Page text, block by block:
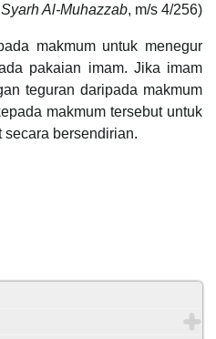
Al-Muhazzab, m/s 4/256)
makmum untuk menegur
pakaian imam. Jika imam
teguran daripada makmum
makmum tersebut untuk
secara bersendirian.